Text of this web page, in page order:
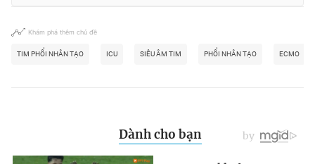
Khám phá thêm chủ đề
TIM PHỔI NHÂN TẠO ICU SIÊU ÂM TIM PHỔI NHÂN TẠO ECMO